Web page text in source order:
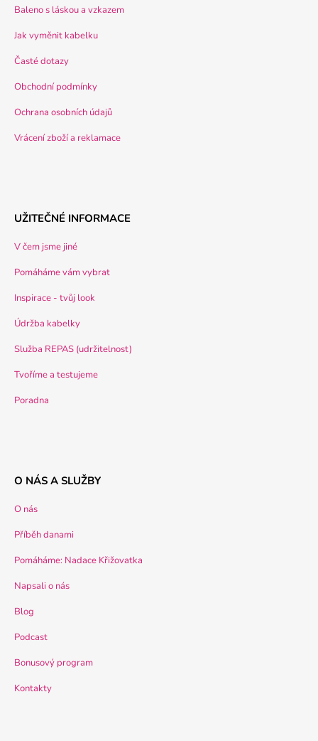
Baleno s láskou a vzkazem
Jak vyměnit kabelku
Časté dotazy
Obchodní podmínky
Ochrana osobních údajů
Vrácení zboží a reklamace
UŽITEČNÉ INFORMACE
V čem jsme jiné
Pomáháme vám vybrat
Inspirace - tvůj look
Údržba kabelky
Služba REPAS (udržitelnost)
Tvoříme a testujeme
Poradna
O NÁS A SLUŽBY
O nás
Příběh danami
Pomáháme: Nadace Křižovatka
Napsali o nás
Blog
Podcast
Bonusový program
Kontakty